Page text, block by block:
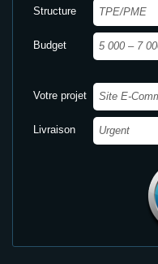
Structure
Budget
Votre projet
Livraison